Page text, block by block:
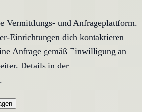
Vermittlungs- und Anfrageplattform.
Einrichtungen dich kontaktieren
Anfrage gemäß Einwilligung an
Details in der
.